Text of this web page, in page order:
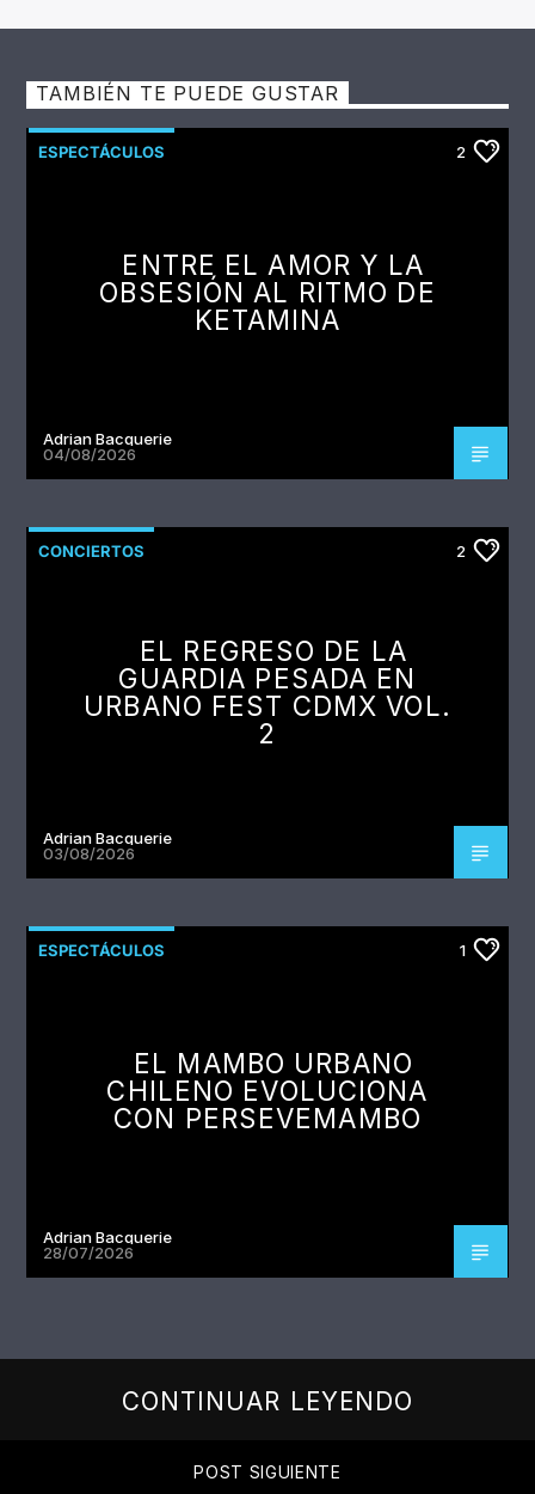
TAMBIÉN TE PUEDE GUSTAR
ESPECTÁCULOS 2
ENTRE EL AMOR Y LA
OBSESIÓN AL RITMO DE
KETAMINA
Adrian Bacquerie
04/08/2026
CONCIERTOS 2
EL REGRESO DE LA
GUARDIA PESADA EN
URBANO FEST CDMX VOL.
2
Adrian Bacquerie
03/08/2026
ESPECTÁCULOS 1
EL MAMBO URBANO
CHILENO EVOLUCIONA
CON PERSEVEMAMBO
Adrian Bacquerie
28/07/2026
CONTINUAR LEYENDO
POST SIGUIENTE